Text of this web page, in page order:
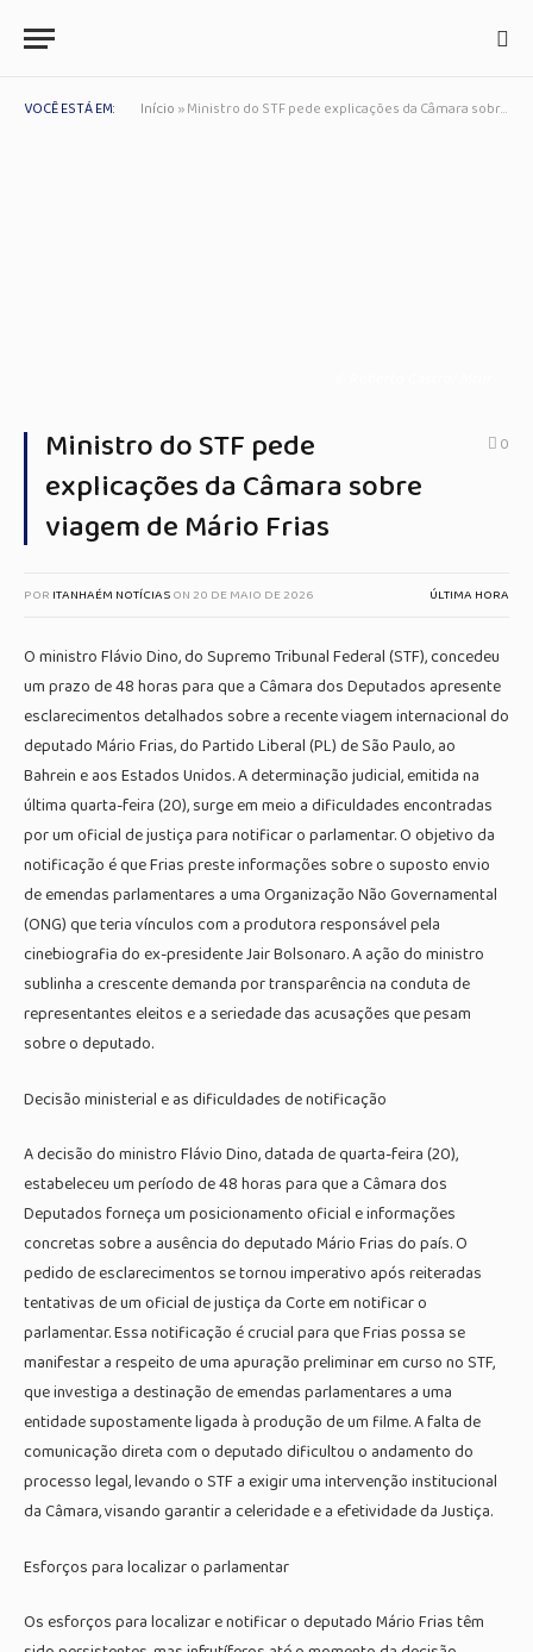
VOCÊ ESTÁ EM: Início »Ministro do STF pede explicações da Câmara sobre viagem de Mário Frias
Ministro do STF pede
explicações da Câmara sobre
viagem de Mário Frias
0
POR ITANHAÉM NOTÍCIASON20 DE MAIO DE 2026 ÚLTIMA HORA
O ministro Flávio Dino, do Supremo Tribunal Federal (STF), concedeu
um prazo de 48 horas para que a Câmara dos Deputados apresente
esclarecimentos detalhados sobre a recente viagem internacional do
deputado Mário Frias, do Partido Liberal (PL) de São Paulo, ao
Bahrein e aos Estados Unidos. A determinação judicial, emitida na
última quarta-feira (20), surge em meio a dificuldades encontradas
por um oficial de justiça para notificar o parlamentar. O objetivo da
notificação é que Frias preste informações sobre o suposto envio
de emendas parlamentares a uma Organização Não Governamental
(ONG) que teria vínculos com a produtora responsável pela
cinebiografia do ex-presidente Jair Bolsonaro. A ação do ministro
sublinha a crescente demanda por transparência na conduta de
representantes eleitos e a seriedade das acusações que pesam
sobre o deputado.
Decisão ministerial e as dificuldades de notificação
A decisão do ministro Flávio Dino, datada de quarta-feira (20),
estabeleceu um período de 48 horas para que a Câmara dos
Deputados forneça um posicionamento oficial e informações
concretas sobre a ausência do deputado Mário Frias do país. O
pedido de esclarecimentos se tornou imperativo após reiteradas
tentativas de um oficial de justiça da Corte em notificar o
parlamentar. Essa notificação é crucial para que Frias possa se
manifestar a respeito de uma apuração preliminar em curso no STF,
que investiga a destinação de emendas parlamentares a uma
entidade supostamente ligada à produção de um filme. A falta de
comunicação direta com o deputado dificultou o andamento do
processo legal, levando o STF a exigir uma intervenção institucional
da Câmara, visando garantir a celeridade e a efetividade da Justiça.
Esforços para localizar o parlamentar
Os esforços para localizar e notificar o deputado Mário Frias têm